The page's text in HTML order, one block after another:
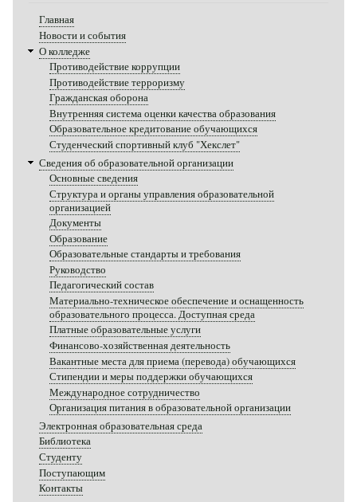
Главная
Новости и события
О колледже
Противодействие коррупции
Противодействие терроризму
Гражданская оборона
Внутренняя система оценки качества образования
Образовательное кредитование обучающихся
Студенческий спортивный клуб "Хекслет"
Сведения об образовательной организации
Основные сведения
Структура и органы управления образовательной
организацией
Документы
Образование
Образовательные стандарты и требования
Руководство
Педагогический состав
Материально-техническое обеспечение и оснащенность
образовательного процесса. Доступная среда
Платные образовательные услуги
Финансово-хозяйственная деятельность
Вакантные места для приема (перевода) обучающихся
Стипендии и меры поддержки обучающихся
Международное сотрудничество
Организация питания в образовательной организации
Электронная образовательная среда
Библиотека
Студенту
Поступающим
Контакты